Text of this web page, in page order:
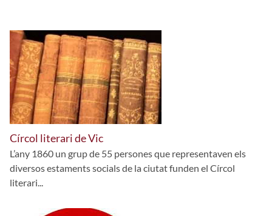
Círcol literari de Vic
L’any 1860 un grup de 55 persones que representaven els
diversos estaments socials de la ciutat funden el Círcol
literari...